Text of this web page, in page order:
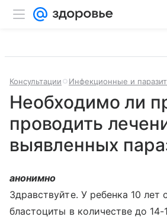
Консультации Инфекционные и
Необходимо ли
проводить
выявленных
анонимно
Здравствуйте. У ребенка 10 лет
бластоциты в количестве до